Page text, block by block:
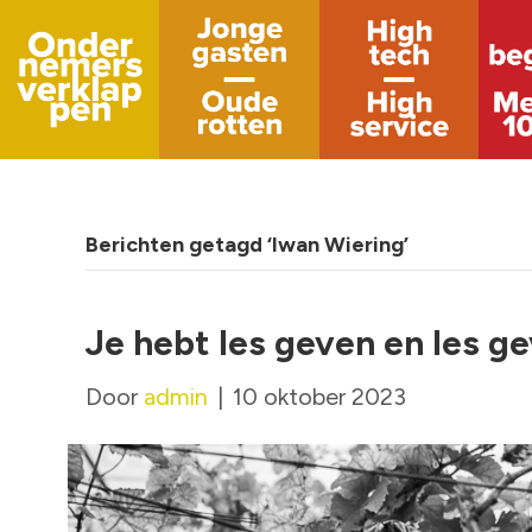
Berichten getagd ‘Iwan Wiering’
Je hebt les geven en les
Door admin | 10 oktober 2023